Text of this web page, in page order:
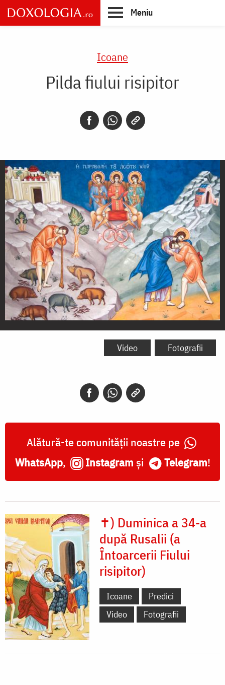
Skip
to
main
Meniu
Icoane
Pilda fiului risipitor
Pilda
Video Fotografii
Alătură-te comunității noastre pe
WhatsApp, Instagram și Telegram!
✝) Duminica a 34-a
după Rusalii (a
Întoarcerii Fiului
risipitor)
Icoane
Predici
Video
Fotografii